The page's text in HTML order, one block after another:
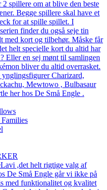
2 spillere om at blive den beste
Begge spillere skal have et
for at spille spillet. I
finder du også seje tin
med kort og tilbehør. Måske får
helt specielle kort du altid har
Eller en sej mønt til samlingen
bliver du altid overrasket.
Charizard,
Mewtowo , Bulbasaur
her hos De Små Engle .
,det helt rigtige valg af
De Små Engle går vi ikke på
med funktionalitet og kvalitet